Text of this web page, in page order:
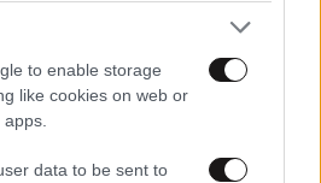
to enable storage
like cookies on web or
data to be sent to
και μπορεί να αλλάξει τα